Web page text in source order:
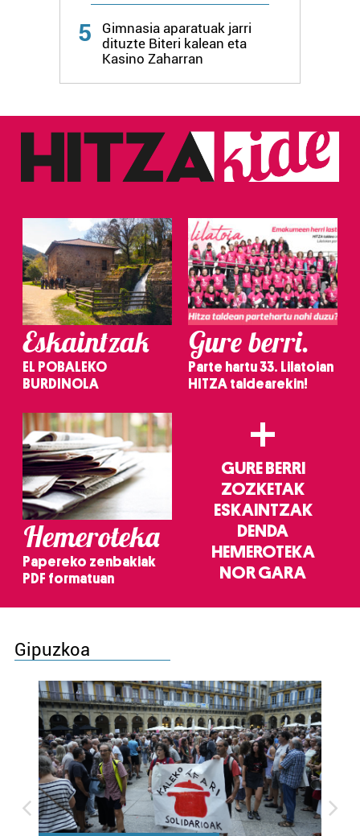
5
Gimnasia aparatuak jarri
dituzte Biteri kalean eta
Kasino Zaharran
Eskaintzak
EL POBALEKO
BURDINOLA
Gure berri.
Parte hartu 33. Lilatoian
HITZA taldearekin!
Hemeroteka
Papereko zenbakiak
PDF formatuan
+
GURE BERRI
ZOZKETAK
ESKAINTZAK
DENDA
HEMEROTEKA
NOR GARA
Gipuzkoa